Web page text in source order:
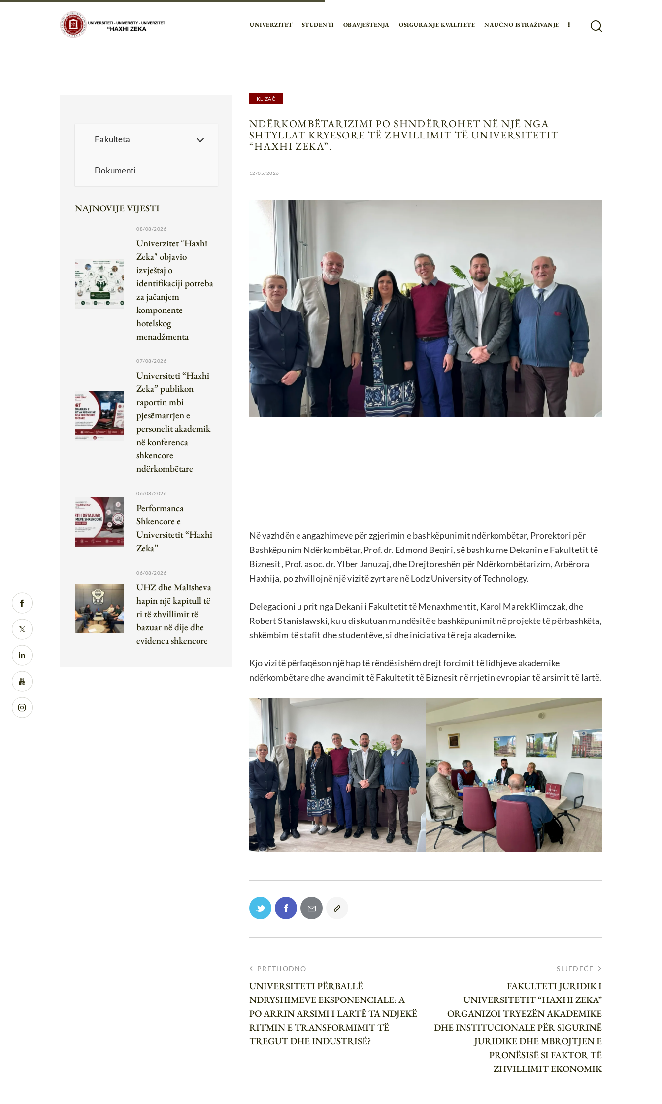
UNIVERZITET STUDENTI OBAVJEŠTENJA OSIGURANJE KVALITETE NAUČNO ISTRAŽIVANJE
KLIZAČ
NDËRKOMBËTARIZIMI PO SHNDËRROHET NË NJË NGA
SHTYLLAT KRYESORE TË ZHVILLIMIT TË UNIVERSITETIT
“HAXHI ZEKA”.
12/05/2026
Në vazhdën e angazhimeve për zgjerimin e bashkëpunimit ndërkombëtar, Prorektori për
Bashkëpunim Ndërkombëtar, Prof. dr. Edmond Beqiri, së bashku me Dekanin e Fakultetit të
Biznesit, Prof. asoc. dr. Ylber Januzaj, dhe Drejtoreshën për Ndërkombëtarizim, Arbërora
Haxhija, po zhvillojnë një vizitë zyrtare në Lodz University of Technology.
Delegacioni u prit nga Dekani i Fakultetit të Menaxhmentit, Karol Marek Klimczak, dhe
Robert Stanislawski, ku u diskutuan mundësitë e bashkëpunimit në projekte të përbashkëta,
shkëmbim të stafit dhe studentëve, si dhe iniciativa të reja akademike.
Kjo vizitë përfaqëson një hap të rëndësishëm drejt forcimit të lidhjeve akademike
ndërkombëtare dhe avancimit të Fakultetit të Biznesit në rrjetin evropian të arsimit të lartë.
PRETHODNO
UNIVERSITETI PËRBALLË
NDRYSHIMEVE EKSPONENCIALE: A
PO ARRIN ARSIMI I LARTË TA NDJEKË
RITMIN E TRANSFORMIMIT TË
TREGUT DHE INDUSTRISË?
SLJEDEĆE
FAKULTETI JURIDIK I
UNIVERSITETIT “HAXHI ZEKA”
ORGANIZOI TRYEZËN AKADEMIKE
DHE INSTITUCIONALE PËR SIGURINË
JURIDIKE DHE MBROJTJEN E
PRONËSISË SI FAKTOR TË
ZHVILLIMIT EKONOMIK
Fakulteta
Dokumenti
NAJNOVIJE VIJESTI
08/08/2026
Univerzitet "Haxhi
Zeka" objavio
izvještaj o
identifikaciji potreba
za jačanjem
komponente
hotelskog
menadžmenta
07/08/2026
Universiteti “Haxhi
Zeka” publikon
raportin mbi
pjesëmarrjen e
personelit akademik
në konferenca
shkencore
ndërkombëtare
06/08/2026
Performanca
Shkencore e
Universitetit “Haxhi
Zeka”
06/08/2026
UHZ dhe Malisheva
hapin një kapitull të
ri të zhvillimit të
bazuar në dije dhe
evidenca shkencore